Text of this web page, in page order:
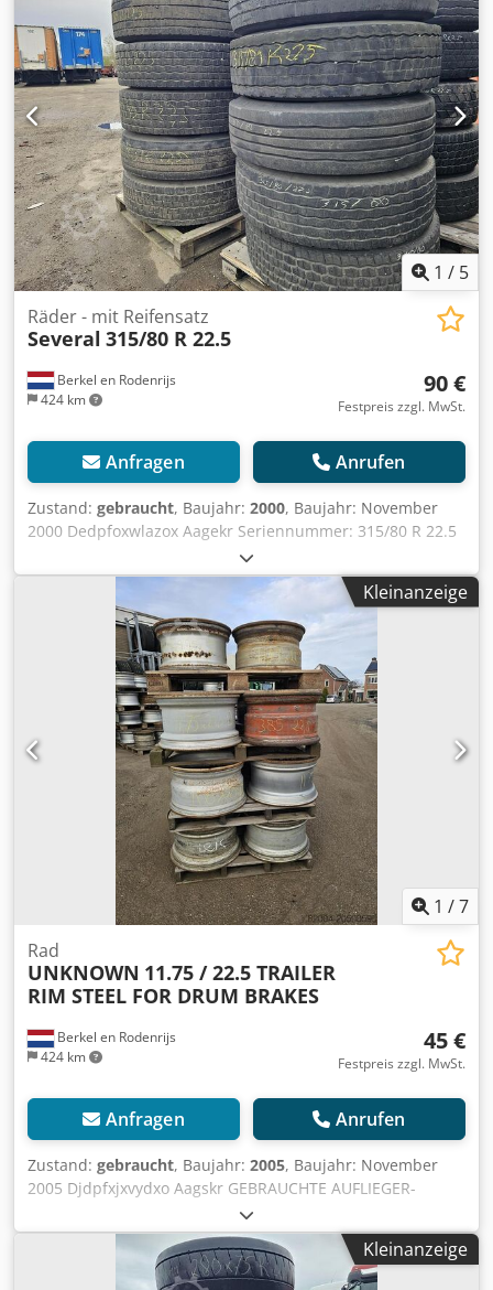
1 / 5
Berkel en Rodenrijs
424 km
Räder - mit Reifensatz
Several 315/80 R 22.5
90 €
Festpreis zzgl. MwSt.
Anfragen Anrufen
Zustand: gebraucht, Baujahr: 2000, Baujahr: November
2000 Dedpfoxwlazox Aagekr Seriennummer: 315/80 R 22.5
GEBRAUCHTE LKW-REIFEN. AUF 10-LOCH-FELGE.
Kleinanzeige
1 /7
Berkel en Rodenrijs
424 km
Rad
UNKNOWN 11.75 / 22.5 TRAILER
RIM STEEL FOR DRUM BRAKES
45 €
Festpreis zzgl. MwSt.
Anfragen Anrufen
Zustand: gebraucht, Baujahr: 2005, Baujahr: November
2005 Djdpfxjxvydxo Aagskr GEBRAUCHTE AUFLIEGER-
FELGEN 11.75 / 22.5 FÜR REIFEN 385/65 / 55 R 22.5
Kleinanzeige